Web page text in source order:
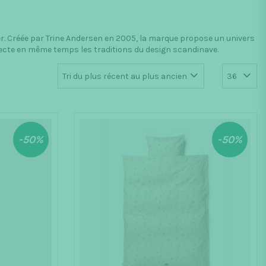
par Trine Andersen en 2005, la marque propose un univers
en même temps les traditions du design scandinave.
-50% -50%